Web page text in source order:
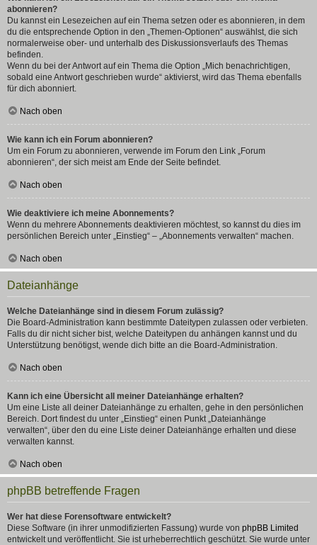
abonnieren?
Du kannst ein Lesezeichen auf ein Thema setzen oder es abonnieren, in dem
du die entsprechende Option in den „Themen-Optionen“ auswählst, die sich
normalerweise ober- und unterhalb des Diskussionsverlaufs des Themas
befinden.
Wenn du bei der Antwort auf ein Thema die Option „Mich benachrichtigen,
sobald eine Antwort geschrieben wurde“ aktivierst, wird das Thema ebenfalls
für dich abonniert.
Nach oben
Wie kann ich ein Forum abonnieren?
Um ein Forum zu abonnieren, verwende im Forum den Link „Forum
abonnieren“, der sich meist am Ende der Seite befindet.
Nach oben
Wie deaktiviere ich meine Abonnements?
Wenn du mehrere Abonnements deaktivieren möchtest, so kannst du dies im
persönlichen Bereich unter „Einstieg“ – „Abonnements verwalten“ machen.
Nach oben
Dateianhänge
Welche Dateianhänge sind in diesem Forum zulässig?
Die Board-Administration kann bestimmte Dateitypen zulassen oder verbieten.
Falls du dir nicht sicher bist, welche Dateitypen du anhängen kannst und du
Unterstützung benötigst, wende dich bitte an die Board-Administration.
Nach oben
Kann ich eine Übersicht all meiner Dateianhänge erhalten?
Um eine Liste all deiner Dateianhänge zu erhalten, gehe in den persönlichen
Bereich. Dort findest du unter „Einstieg“ einen Punkt „Dateianhänge
verwalten“, über den du eine Liste deiner Dateianhänge erhalten und diese
verwalten kannst.
Nach oben
phpBB betreffende Fragen
Wer hat diese Forensoftware entwickelt?
Diese Software (in ihrer unmodifizierten Fassung) wurde von phpBB Limited
entwickelt und veröffentlicht. Sie ist urheberrechtlich geschützt. Sie wurde unter